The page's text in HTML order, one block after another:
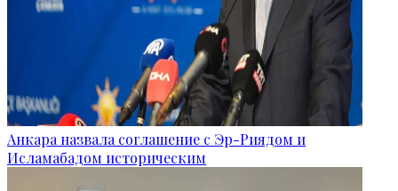
Анкара назвала соглашение с Эр-Риядом и
Исламабадом историческим